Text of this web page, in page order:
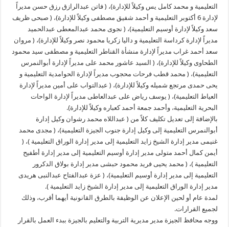
التعليمية و محمد كامل يس وكيلاً للإدارة)، ( فاتن عبدالرازق رزق حسن مديراً
لإدارة 6 أكتوبر التعليمية و أحمد شفيق مصطفى وكيلاً للإدارة)، ( صبحى ظريف
سعد وكيلاً لإدارة أوسيم التعليمية)، ( نجوى محمد عبدالمعطى عبدالحميد
مديراً لإدارة كرداسة التعليمية و داليا زكريا محمود نصر وكيلاً للإدارة)، ( مروان
سعد أحمد غراب مديراً لإدارة منشأة القناطر التعليمية و مصطفى سيد محمود
الطحاوى وكيلاً للإدارة)، ( السيد عاشور محمد على مديراً لإدارة أبوالنمرس
التعليمية)، ( محمد قطب فرحات محجوب مديراً لإدارة الحوامدية التعليمية و
يحى حمدى مرتجع شميله وكيلاً للإدارة)، ( عبدالتواب على أمين مديراً لإدارة
العياط التعليمية)، ( يوسف رياض على عبدالعاطى مديراً لإدارة الواحات
البحرية التعليمية، وأحمد جمعة أحمد كعباره وكيلاً للإدارة).
بالإضافة إلى تعديل تكليف كلاً من ( عبداللاه محمد رشوان وكيل إدارة
أبوالنمرس التعليمية إلى وكيل إدارة جنوب الجيزة التعليمية)، ( مجدى محمد
غنيمى مدير إدارة الشيخ زايد التعليمية إلى مدير إدارة الوراق التعليمية )، (
أيمن كمال أحمد متولى مدير إدارة أوسيم التعليمية إلى مدير إدارة أطفيح
التعليمية )، ( محمد يحيى فريد محمود حبشى مدير إدارة بولاق الدكرور
التعليمية إلى مدير إدارة أوسيم التعليمية)، ( عزة عبدالفتاح عبدالنبى هريدى
مدير إدارة الوراق التعليمية إلى مدير إدارة الشيخ زايد التعليمية ).
لمدة عام أو لحين الإعلان عن الوظيفة بالطرق القانونية أيهما أقرب، وذلك
لجميع القرارات.
ووجه محافظ الجيزة مدير مديرية التربية والتعليم بالجيزة ببدء العمل بالقرار